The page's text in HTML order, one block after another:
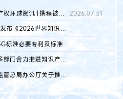
知识产权环球资讯 | 携程被市监总局罚51.79亿；瑞幸泰国商标案上...
2026.07.31
WIPO发布《2026世界知识产权报告》 含报告全文
2026.05.14
全球5G标准必要专利及标准提案研究报告（2026年）全文发布
2026.05.08
天津多部门合力推进知识产权保护工作
市场监管总局办公厅关于推广第一批全国商业秘密保护创新试点典型...